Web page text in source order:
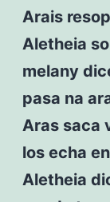
Arais
Aletheia
melany
pasa na
Aras saca
los echa
Aletheia